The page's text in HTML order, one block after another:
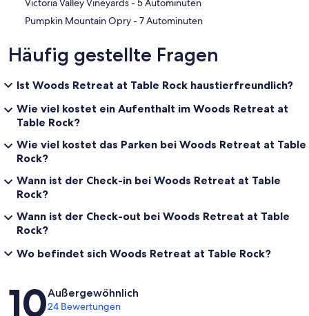
‪Victoria Valley Vineyards - ‬5 Autominuten
‪Pumpkin Mountain Opry - ‬7 Autominuten
Häufig gestellte Fragen
Ist Woods Retreat at Table Rock haustierfreundlich?
Wie viel kostet ein Aufenthalt im Woods Retreat at
Table Rock?
Wie viel kostet das Parken bei Woods Retreat at Table
Rock?
Wann ist der Check-in bei Woods Retreat at Table
Rock?
Wann ist der Check-out bei Woods Retreat at Table
Rock?
Wo befindet sich Woods Retreat at Table Rock?
Bewertungen
10Außergewöhnlich
24 Bewertungen